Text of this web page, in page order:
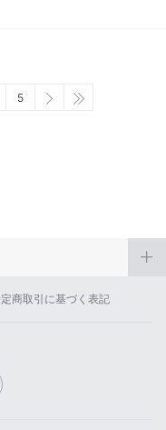
5
商取引に基づく表記